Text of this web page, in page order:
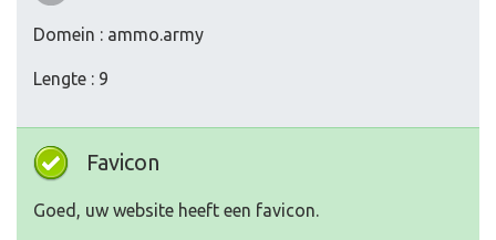
Domein : ammo.army
Lengte : 9
Favicon
Goed, uw website heeft een favicon.